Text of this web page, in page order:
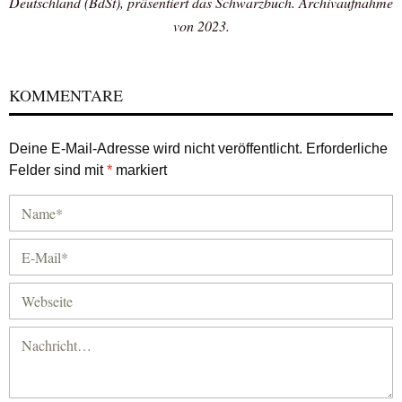
von 2023.
KOMMENTARE
Deine E-Mail-Adresse wird nicht veröffentlicht. Erforderliche
Felder sind mit* markiert